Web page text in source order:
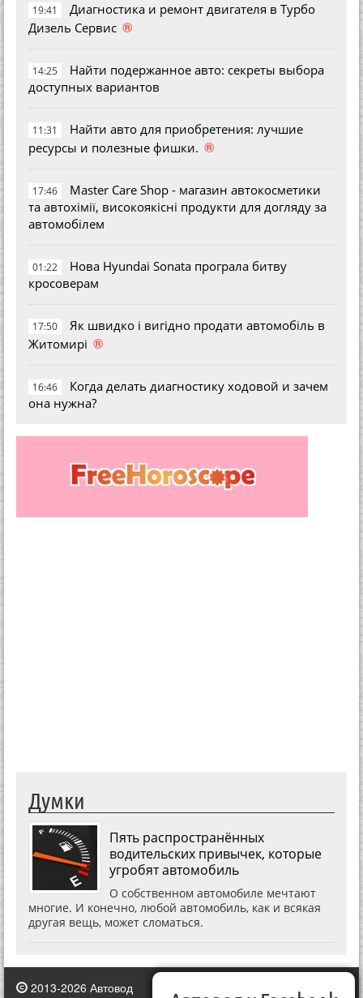
19:41
Диагностика и ремонт двигателя в Турбо
Дизель Сервис ®
14:25
Найти подержанное авто: секреты выбора
доступных вариантов
11:31
Найти авто для приобретения: лучшие
ресурсы и полезные фишки. ®
17:46
Master Care Shop - магазин автокосметики
та автохімії, високоякісні продукти для догляду за
автомобілем
01:22
Нова Hyundai Sonata програла битву
кросоверам
17:50
Як швидко і вигідно продати автомобіль в
Житомирі ®
16:46
Когда делать диагностику ходовой и зачем
она нужна?
Думки
Пять распространённых
водительских привычек, которые
угробят автомобиль
О собственном автомобиле мечтают
многие. И конечно, любой автомобиль, как и всякая
другая вещь, может сломаться.
2013-2026 Автовод